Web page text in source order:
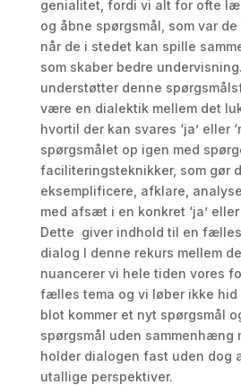
genialitet, fordi vi alt for ofte
og åbne spørgsmål, som var
når de i stedet kan spille
som skaber bedre
understøtter denne
være en dialektik mellem det
hvortil der kan svares ‘ja’ eller
spørgsmålet op igen med
faciliteringsteknikker, som gør
eksemplificere, afklare,
med afsæt i en konkret ‘ja’ eller
Dette giver indhold til en
dialog I denne rekurs mellem
nuancerer vi hele tiden vores
fælles tema og vi løber ikke hid
blot kommer et nyt spørgsmål
spørgsmål uden sammenhæng
holder dialogen fast uden dog
utallige perspektiver.